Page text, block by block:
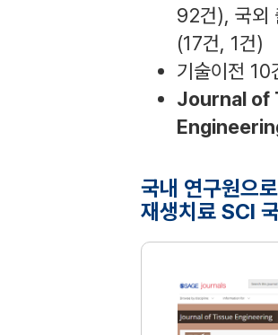
92건), 국외
(17건, 1건)
기술이전 10
Journal of
국내 연구원으
재생치료 SCI